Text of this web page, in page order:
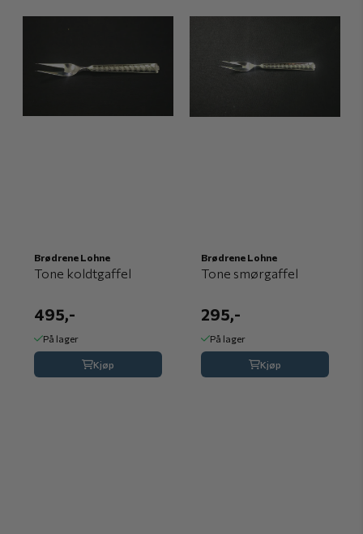
Brødrene Lohne
Tone koldtgaffel
495,-
På lager
Kjøp
Brødrene Lohne
Tone smørgaffel
295,-
På lager
Kjøp